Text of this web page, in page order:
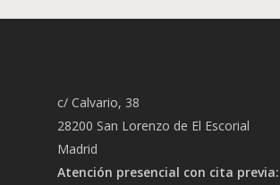
c/ Calvario, 38
28200 San Lorenzo de El Escorial
Madrid
Atención presencial con cita previa: